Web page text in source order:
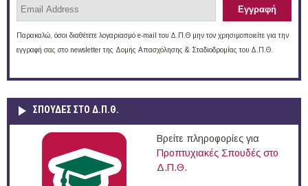
Παρακαλώ, όσοι διαθέτετε λογαριασμό e-mail του Δ.Π.Θ μην τον χρησιμοποιείτε για την
εγγραφή σας στο newsletter της Δομής Απασχόλησης & Σταδιοδρομίας του Δ.Π.Θ.
ΣΠΟΥΔΈΣ ΣΤΟ Δ.Π.Θ.
Βρείτε πληροφορίες για
Προπτυχιακές Σπουδές στο
Δ.Π.Θ.